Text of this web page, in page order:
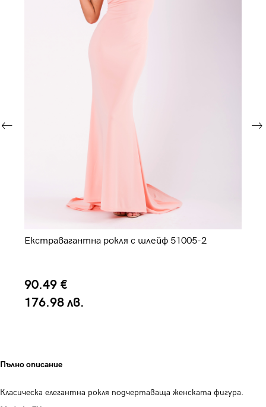
Екстравагантна рокля с шлейф 51005-2
90.49 €
176.98 лв.
Пълно описание
Класическа елегантна рокля подчертаваща женската фигура.